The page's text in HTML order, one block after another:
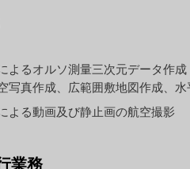
よるオルソ測量三次元データ作成
写真作成、広範囲敷地図作成、
よる動画及び静止画の航空撮影
業務